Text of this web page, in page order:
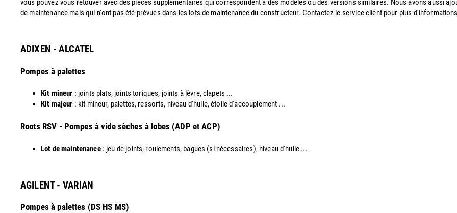
vous pouvez vous retouver avec des pièces supplémentaires qui correspondent à des modèles ou des versions similaires. Nous avons aussi
de maintenance mais qui n'ont pas été prévues dans les lots de maintenance du constructeur. Contactez le service client pour plus
ADIXEN - ALCATEL
Pompes à palettes
Kit mineur : joints plats, joints toriques, joints à lèvre, clapets ...
Kit majeur : kit mineur, palettes, ressorts, niveau d'huile, étoile d'accouplement ...​
​Roots RSV - Pompes à vide sèches à lobes (ADP et ACP)
Lot de maintenance: jeu de joints, roulements, bagues (si nécessaires), niveau d'huile ...​
AGILENT - VARIAN
Pompes à palettes (DS HS MS)